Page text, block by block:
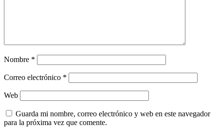
Nombre *
Correo electrónico *
Web
Guarda mi nombre, correo electrónico y web en este navegador
para la próxima vez que comente.